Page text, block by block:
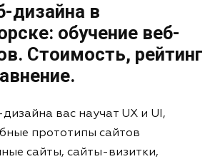
дизайна в
обучение веб-
Стоимость, рейтинг
вас научат UX и UI,
прототипы сайтов
сайты, сайты-визитки,